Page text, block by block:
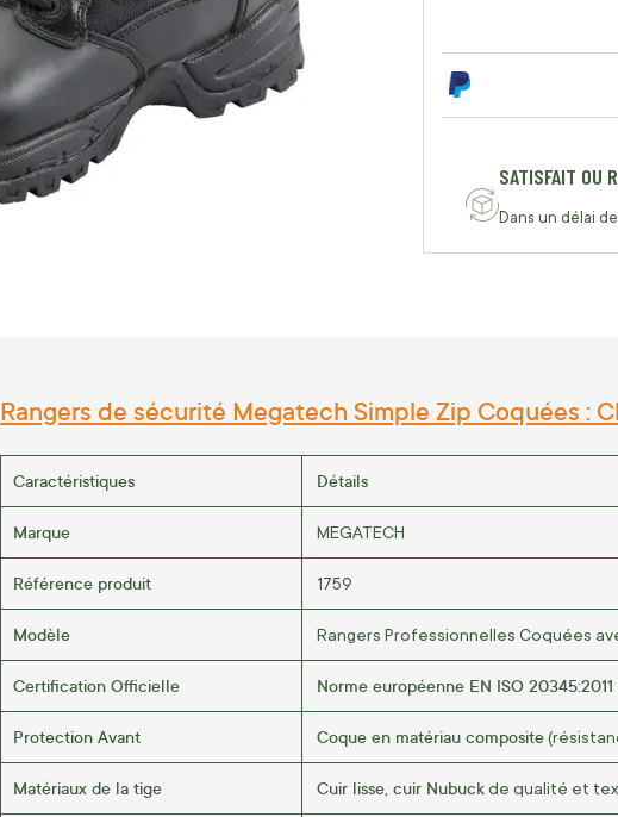
SATISFAIT OU
Dans un délai
Rangers de sécurité Megatech Simple Zip Coquées :
Caractéristiques Détails
Marque MEGATECH
Référence produit 1759
Modèle Rangers Professionnelles Coquées
Certification Officielle Norme européenne EN ISO 20345:2011
Protection Avant Coque en matériau composite
Matériaux de la tige Cuir lisse, cuir Nubuckde qualité et